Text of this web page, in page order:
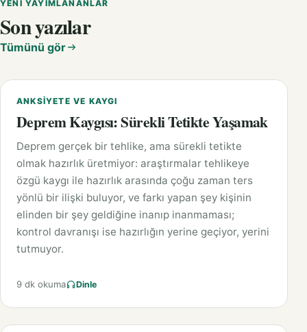
YENI YAYIMLANANLAR
Son yazılar
Tümünü gör
ANKSIYETE VE KAYGI
Deprem Kaygısı: Sürekli Tetikte Yaşamak
Deprem gerçek bir tehlike, ama sürekli tetikte
olmak hazırlık üretmiyor: araştırmalar tehlikeye
özgü kaygı ile hazırlık arasında çoğu zaman ters
yönlü bir ilişki buluyor, ve farkı yapan şey kişinin
elinden bir şey geldiğine inanıp inanmaması;
kontrol davranışı ise hazırlığın yerine geçiyor, yerini
tutmuyor.
9 dk okuma Dinle